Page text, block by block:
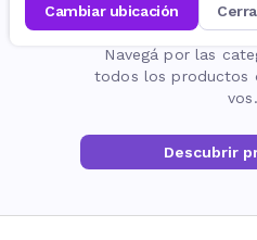
cambiar ubicación
La página
Navegá por las
todos los productos
vos.
Descubrir